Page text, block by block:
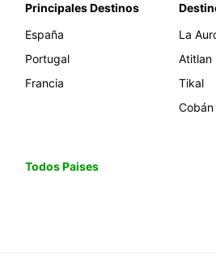
Principales Destinos
España
Portugal
Francia
La
Atitlan
Tikal
Cobán
Todos Paises